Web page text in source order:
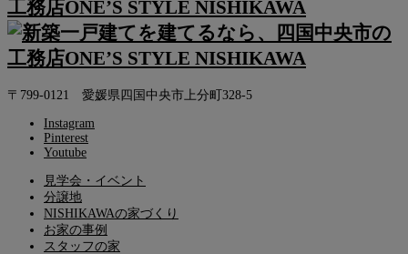
〒799-0121 愛媛県四国中央市上分町328-5
Instagram
Pinterest
Youtube
見学会・イベント
分譲地
NISHIKAWAの家づくり
お家の事例
スタッフの家